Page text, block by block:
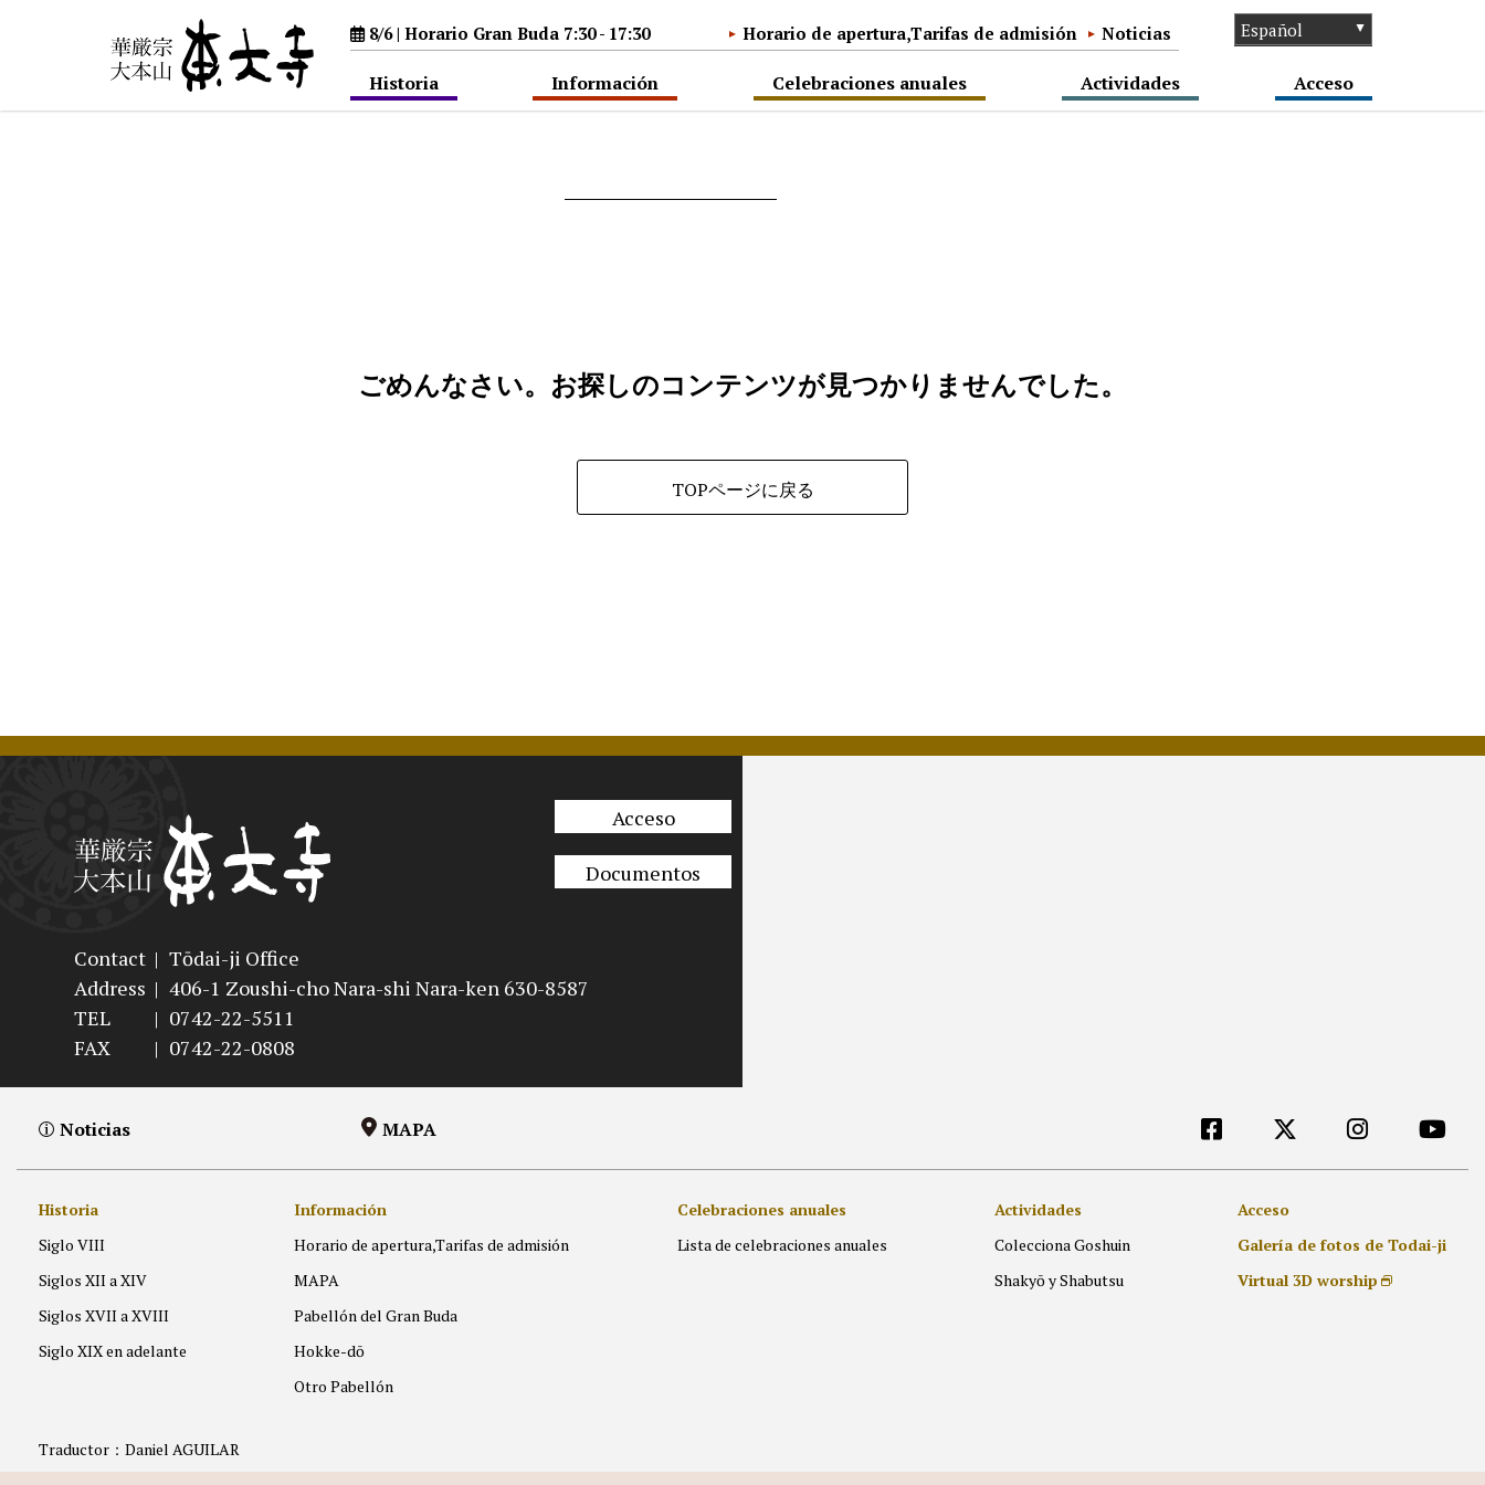
8/6 | Horario Gran Buda 7:30 - 17:30 Horario de apertura,Tarifas de admisión Noticias
Historia Información Celebraciones anuales Actividades Acceso
ごめんなさい。 お探しのコンテンツが見つかりませんでした。
TOPページに戻る
Contact | Tōdai-ji Office
Address | 406-1 Zoushi-cho Nara-shi Nara-ken 630-8587
TEL
| 0742-22-5511
FAX
| 0742-22-0808
Acceso
Documentos
Noticias MAPA
Historia
Siglo VIII
Siglos XII a XIV
Siglos XVII a XVIII
Siglo XIX en adelante
Información
Horario de apertura,Tarifas de admisión
MAPA
Pabellón del Gran Buda
Hokke-dō
Otro Pabellón
Celebraciones anuales
Lista de celebraciones anuales
Actividades
Colecciona Goshuin
Shakyō y Shabutsu
[ES]外部リンク他
Acceso
Galería de fotos de Todai-ji
Virtual 3D worship
Traductor：Daniel AGUILAR